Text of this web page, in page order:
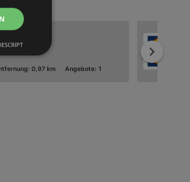
Weiter
0,97 km Angebote: 1